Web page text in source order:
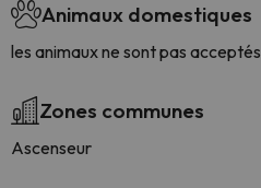
Animaux domestiques
les animaux ne sont pas acceptés
Zones communes
Ascenseur